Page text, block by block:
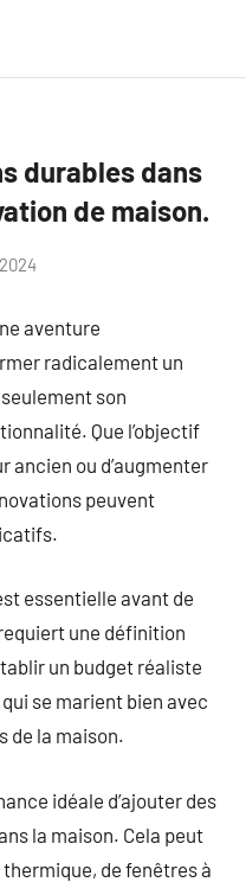
durables dans
de maison.
aventure
radicalement un
son
Que l’objectif
ancien ou d’augmenter
peuvent
essentielle avant de
une définition
un budget réaliste
se marient bien avec
de la maison.
idéale d’ajouter des
la maison. Cela peut
de fenêtres à